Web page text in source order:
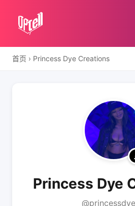
首页 › Princess Dye Creations
Princess Dye